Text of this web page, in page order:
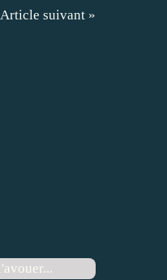
Article suivant »